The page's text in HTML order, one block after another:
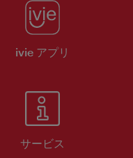
ivie アプリ
サービス